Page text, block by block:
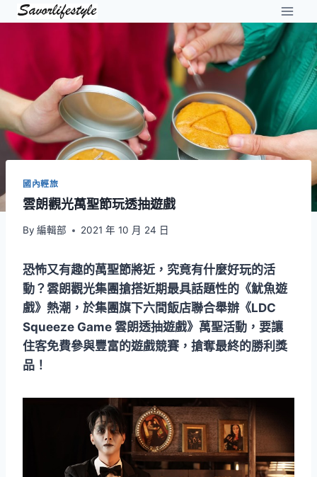
Skip
國內輕旅
雲朗觀光萬聖節玩透抽遊戲
By 編輯部 2021 年 10 月 24 日
恐怖又有趣的萬聖節將近，究竟有什麼好玩的活
動？雲朗觀光集團搶搭近期最具話題性的《魷魚遊
戲》熱潮，於集團旗下六間飯店聯合舉辦《LDC
Squeeze Game 雲朗透抽遊戲》萬聖活動，要讓
住客免費參與豐富的遊戲競賽，搶奪最終的勝利獎
品！